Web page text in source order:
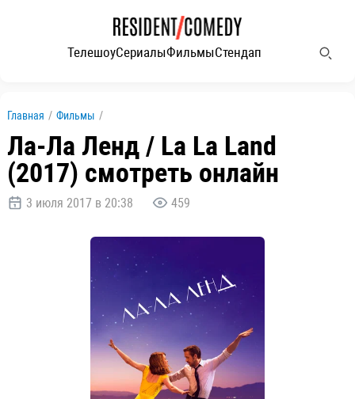
ТелешоуСериалыФильмыСтендап
Главная / Фильмы /
Ла-Ла Ленд / La La Land
(2017) смотреть онлайн
3 июля 2017 в 20:38 459